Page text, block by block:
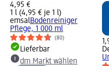
4,95 €
1 l (4,95 € je 1 l)
emsalBodenreiniger
Pflege, 1 000 ml
(80)
Lieferbar
dm Markt wählen